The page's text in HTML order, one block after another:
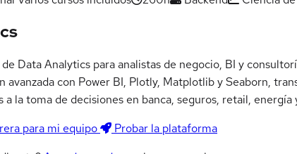
Data Analytics para analistas de negocio, BI y
avanzada con Power BI, Plotly, Matplotlib y Seaborn,
a la toma de decisiones en banca, seguros, retail, energía
para mi equipo
Probar la plataforma